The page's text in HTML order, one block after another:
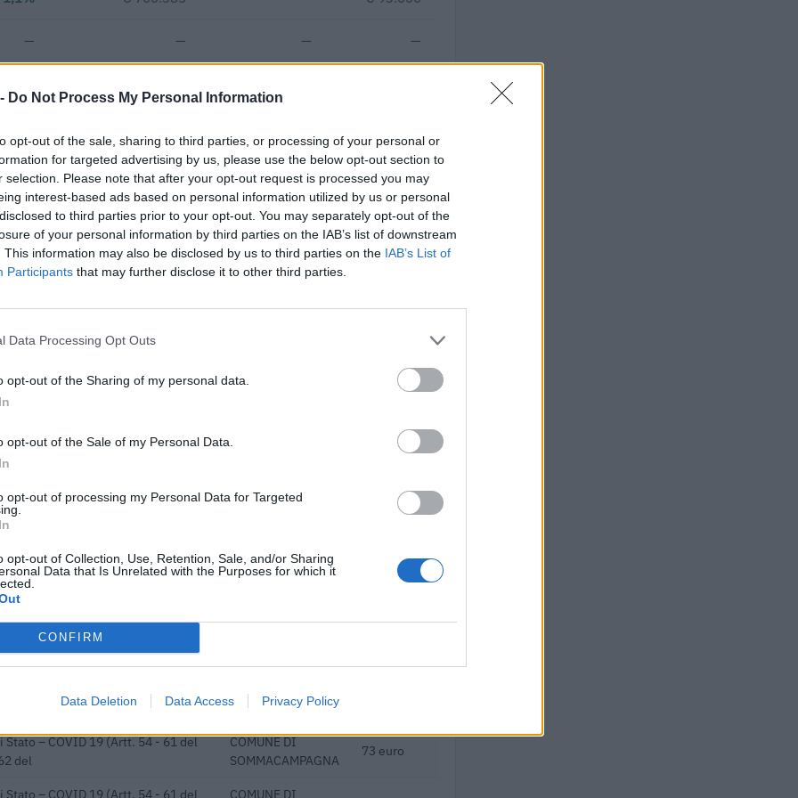
Do Not Process My Personal Information
opt-out of the sale, sharing to third parties, or processing of your personal or
for targeted advertising by us, please use the below opt-out section to
selection. Please note that after your opt-out request is processed you may
interest-based ads based on personal information utilized by us or personal
to third parties prior to your opt-out. You may separately opt-out of the
of your personal information by third parties on the IAB’s list of downstream
This information may also be disclosed by us to third parties on the IAB’s List of
Participants that may further disclose it to other third parties.
Data Processing Opt Outs
opt-out of the Sharing of my personal data.
opt-out of the Sale of my Personal Data.
opt-out of processing my Personal Data for Targeted
opt-out of Collection, Use, Retention, Sale, and/or Sharing
Data that Is Unrelated with the Purposes for which it
CONFIRM
Data Deletion Data Access Privacy Policy
— — — —
€ 370.389
pubblici per un totale di 1.211.321 euro (2020–2026).
ENTE CONCEDENTE IMPORTO
per la formazione continua per
s
FONDO FOR.TE 39.992 euro
per l'assunzione di
L. 178/
10.211 euro
per l'assunzione di
L. 178/
6.000 euro
per nuove
nel bienni
incrementali su
e r
per la formazione continua per
ai s
a seguito della crisi
19 [con mo
entrate
– COVID 19 (Artt. 54 - 61 del
del
COMUNE DI
SOMMACAMPAGNA
73 euro
– COVID 19 (Artt. 54 - 61 del
COMUNE DI